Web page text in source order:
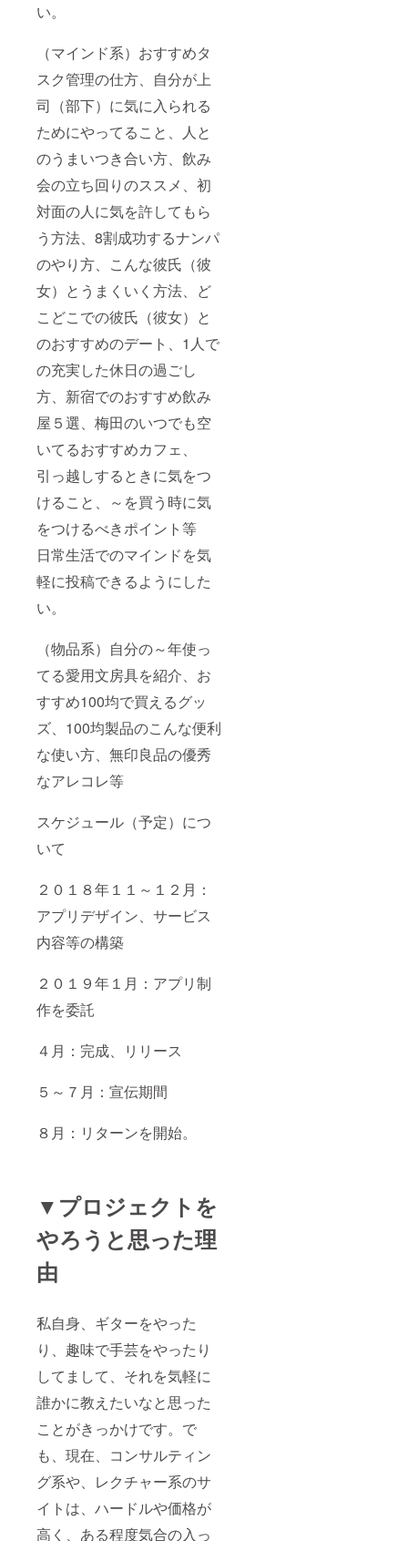
い。
（マインド系）おすすめタ
スク管理の仕方、自分が上
司（部下）に気に入られる
ためにやってること、人と
のうまいつき合い方、飲み
会の立ち回りのススメ、初
対面の人に気を許してもら
う方法、8割成功するナンパ
のやり方、こんな彼氏（彼
女）とうまくいく方法、ど
こどこでの彼氏（彼女）と
のおすすめのデート、1人で
の充実した休日の過ごし
方、新宿でのおすすめ飲み
屋５選、梅田のいつでも空
いてるおすすめカフェ、
引っ越しするときに気をつ
けること、～を買う時に気
をつけるべきポイント等
日常生活でのマインドを気
軽に投稿できるようにした
い。
（物品系）自分の～年使っ
てる愛用文房具を紹介、お
すすめ100均で買えるグッ
ズ、100均製品のこんな便利
な使い方、無印良品の優秀
なアレコレ等
スケジュール（予定）につ
いて
２０１８年１１～１２月：
アプリデザイン、サービス
内容等の構築
２０１９年１月：アプリ制
作を委託
４月：完成、リリース
５～７月：宣伝期間
８月：リターンを開始。
▼プロジェクトを
やろうと思った理
由
私自身、ギターをやった
り、趣味で手芸をやったり
してまして、それを気軽に
誰かに教えたいなと思った
ことがきっかけです。で
も、現在、コンサルティン
グ系や、レクチャー系のサ
イトは、ハードルや価格が
高く、ある程度気合の入っ